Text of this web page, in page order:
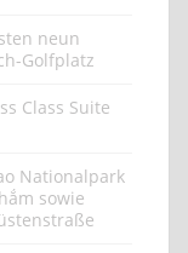
neun
Golfplatz
Class Suite
Nationalpark
sowie